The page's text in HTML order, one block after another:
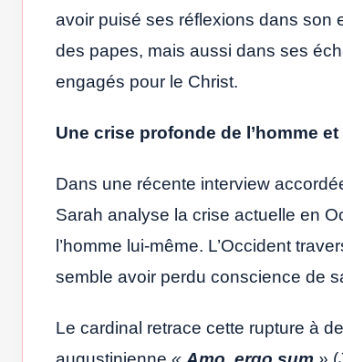
avoir puisé ses réflexions dans son
des papes, mais aussi dans ses
engagés pour le Christ.
Une crise profonde de l’homme et
Dans une récente interview
Sarah analyse la crise actuelle en
l’homme lui-même. L’Occident
semble avoir perdu conscience de
Le cardinal retrace cette rupture à